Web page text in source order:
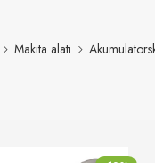
Makita alati